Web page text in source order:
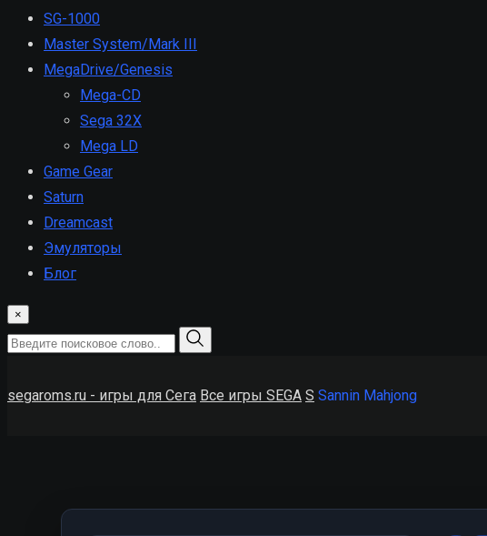
SG-1000
Master System/Mark III
MegaDrive/Genesis
Mega-CD
Sega 32X
Mega LD
Game Gear
Saturn
Dreamcast
Эмуляторы
Блог
×
segaroms.ru - игры для Сега Все игры SEGA S Sannin Mahjong